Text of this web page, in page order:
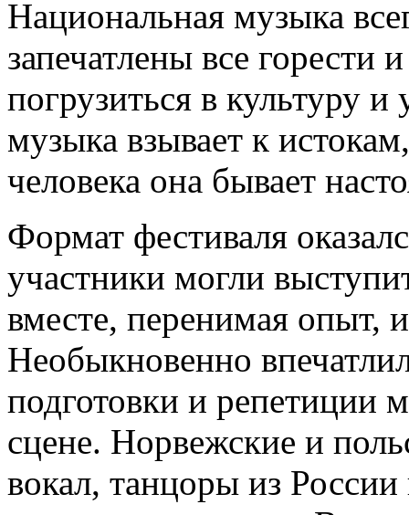
Национальная музыка
запечатлены все горести
погрузиться в культуру
музыка взывает к
человека она бывает
Формат фестиваля
участники могли
вместе, перенимая опыт,
Необыкновенно
подготовки и репетиции
сцене. Норвежские и
вокал, танцоры из